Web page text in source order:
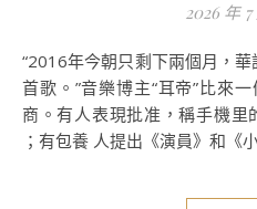
2026 年 7
“2016年今朝只剩下兩個月，華語包養網 樂壇還沒有年夜紅一
首歌。”音樂博主“耳帝”比來
商。有人表現批准，稱手機
；有包養 人提出《演員》和《